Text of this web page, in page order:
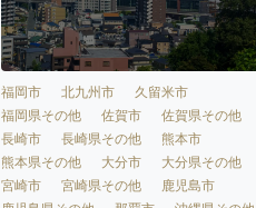
福岡市 北九州市
久留米市
福岡県その他
佐賀市
佐賀県その他
長崎市
長崎県その他
熊本市
熊本県その他
大分市
大分県その他
宮崎市
宮崎県その他
鹿児島市